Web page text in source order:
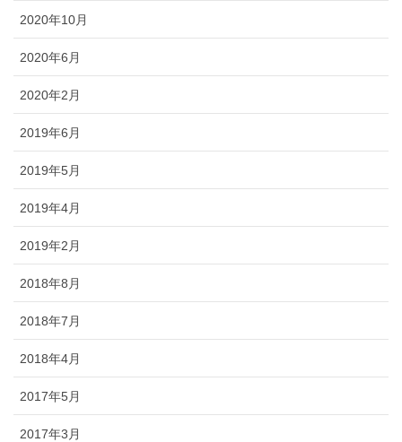
2020年10月
2020年6月
2020年2月
2019年6月
2019年5月
2019年4月
2019年2月
2018年8月
2018年7月
2018年4月
2017年5月
2017年3月